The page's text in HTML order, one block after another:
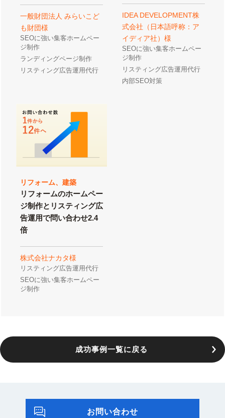
一般財団法人 みらいこど
も財団様
SEOに強い集客ホームペー
ジ制作
ランディングページ制作
リスティング広告運用代行
IDEA DEVELOPMENT株
式会社（日本語呼称：ア
イディア社）様
SEOに強い集客ホームペー
ジ制作
リスティング広告運用代行
内部SEO対策
リフォーム、建築
リフォームのホームペー
ジ制作とリスティング広
告運用で問い合わせ2.4
倍
株式会社ナカタ様
リスティング広告運用代行
SEOに強い集客ホームペー
ジ制作
成功事例一覧に戻る
お問い合わせ